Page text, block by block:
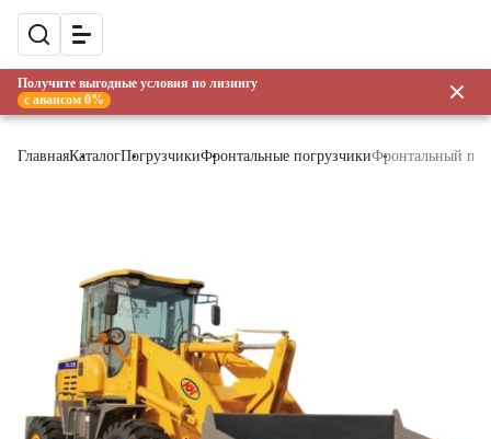
Получите выгодные условия по лизингу
с авансом 0%
ГлавнаяКаталогПогрузчикиФронтальные погрузчикиФронтальный